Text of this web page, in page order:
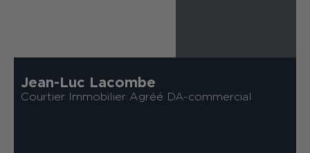
Jean-Luc Lacombe
Courtier Immobilier Agréé DA-commercial